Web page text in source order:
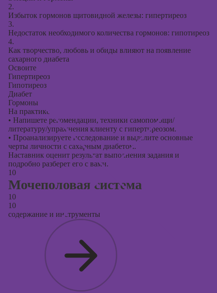
2.
Избыток гормонов щитовидной железы: гипертиреоз
3.
Недостаток необходимого количества гормонов: гипотиреоз
4.
Как творчество, любовь и обиды влияют на появление
сахарного диабета
Освоите
Гипертиреоз
Гипотиреоз
Диабет
Гормоны
На практике
• Напишете рекомендации, техники самопомощи/
литературу/упражнения клиенту с гипертиреозом.
• Проанализируете исследование и выделите основные
черты личности с сахарным диабетом.
Наставник оценит результат выполнения задания и
подробно разберет его с вами.
10
Мочеполовая система
10
10
содержание и инструменты